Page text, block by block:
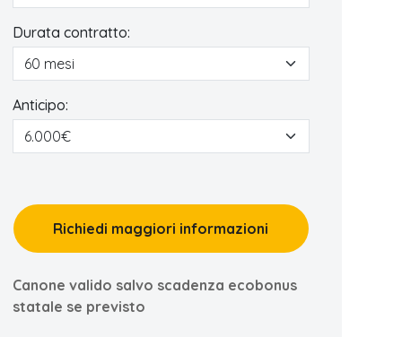
Durata contratto:
Anticipo:
Richiedi maggiori informazioni
Canone valido salvo scadenza ecobonus
statale se previsto